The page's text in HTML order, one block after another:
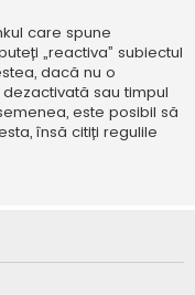
care spune
„reactiva” subiectul
dacă nu o
sau timpul
este posibil să
însă citiți regulile